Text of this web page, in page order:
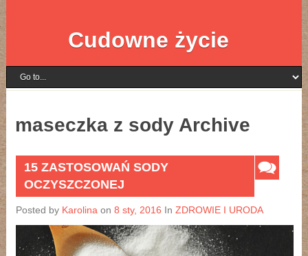
Cudowne życie
maseczka z sody Archive
15 ZASTOSOWAŃ SODY
OCZYSZCZONEJ
Posted by Karolina on 8 sty, 2016 In ZDROWIE I URODA